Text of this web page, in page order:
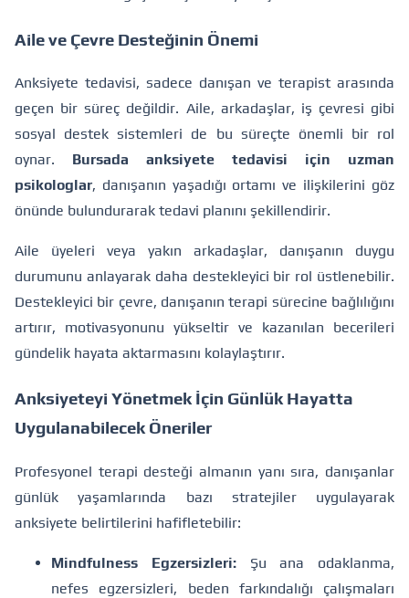
Aile ve Çevre Desteğinin Önemi
Anksiyete tedavisi, sadece danışan ve terapist arasında
geçen bir süreç değildir. Aile, arkadaşlar, iş çevresi gibi
sosyal destek sistemleri de bu süreçte önemli bir rol
oynar. Bursada anksiyete tedavisi için uzman
psikologlar, danışanın yaşadığı ortamı ve ilişkilerini göz
önünde bulundurarak tedavi planını şekillendirir.
Aile üyeleri veya yakın arkadaşlar, danışanın duygu
durumunu anlayarak daha destekleyici bir rol üstlenebilir.
Destekleyici bir çevre, danışanın terapi sürecine bağlılığını
artırır, motivasyonunu yükseltir ve kazanılan becerileri
gündelik hayata aktarmasını kolaylaştırır.
Anksiyeteyi Yönetmek İçin Günlük Hayatta
Uygulanabilecek Öneriler
Profesyonel terapi desteği almanın yanı sıra, danışanlar
günlük yaşamlarında bazı stratejiler uygulayarak
anksiyete belirtilerini hafifletebilir:
Mindfulness Egzersizleri:Şu ana odaklanma,
nefes egzersizleri, beden farkındalığı çalışmaları